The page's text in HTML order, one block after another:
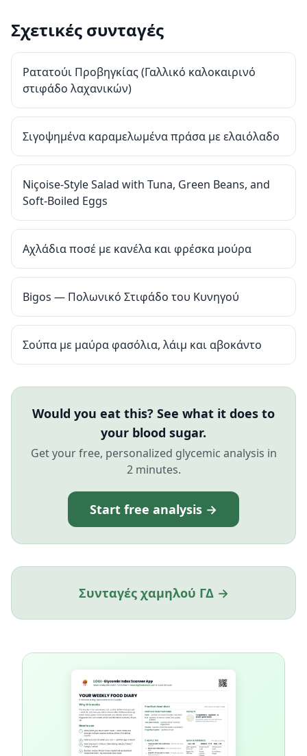
Σχετικές συνταγές
Ρατατούι Προβηγκίας (Γαλλικό καλοκαιρινό
στιφάδο λαχανικών)
Σιγοψημένα καραμελωμένα πράσα με ελαιόλαδο
Niçoise-Style Salad with Tuna, Green Beans, and
Soft-Boiled Eggs
Αχλάδια ποσέ με κανέλα και φρέσκα μούρα
Bigos — Πολωνικό Στιφάδο του Κυνηγού
Σούπα με μαύρα φασόλια, λάιμ και αβοκάντο
Would you eat this? See what it does to
your blood sugar.
Get your free, personalized glycemic analysis in
2 minutes.
Start free analysis →
Συνταγές χαμηλού ΓΔ →